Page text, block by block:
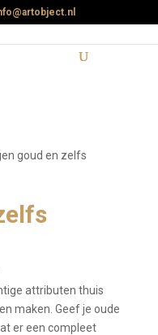
goud en zelfs
attributen thuis
maken. Geef je oude
er een compleet